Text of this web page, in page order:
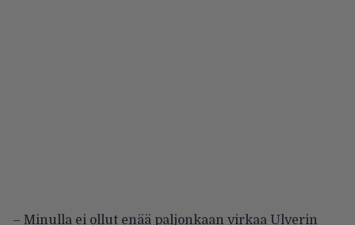
– Minulla ei ollut enää paljonkaan virkaa Ulverin